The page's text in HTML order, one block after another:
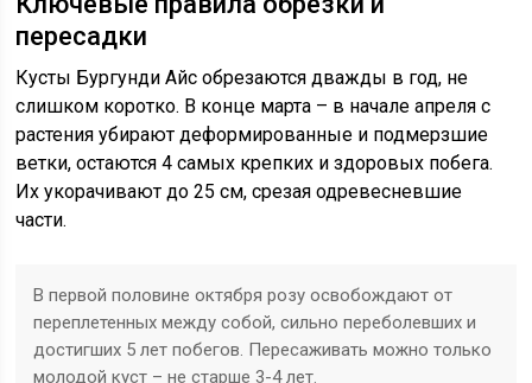
пересадки
Кусты Бургунди Айс обрезаются дважды в год, не
слишком коротко. В конце марта – в начале апреля с
растения убирают деформированные и подмерзшие
ветки, остаются 4 самых крепких и здоровых побега.
Их укорачивают до 25 см, срезая одревесневшие
части.
В первой половине октября розу освобождают от
переплетенных между собой, сильно переболевших и
достигших 5 лет побегов. Пересаживать можно только
молодой куст – не старше 3-4 лет.